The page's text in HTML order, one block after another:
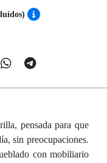
pensada para que
sin preocupaciones.
con mobiliario